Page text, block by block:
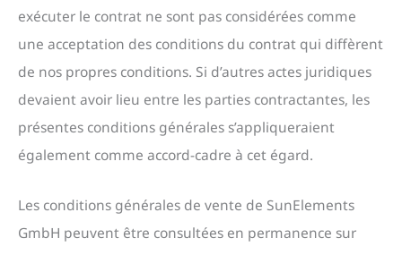
exécuter le contrat ne sont pas considérées comme
une acceptation des conditions du contrat qui diffèrent
de nos propres conditions. Si d’autres actes juridiques
devaient avoir lieu entre les parties contractantes, les
présentes conditions générales s’appliqueraient
également comme accord-cadre à cet égard.
Les conditions générales de vente de SunElements
GmbH peuvent être consultées en permanence sur